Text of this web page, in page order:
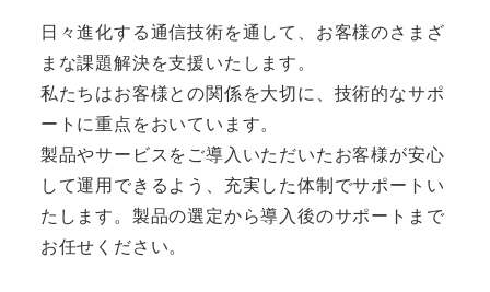
日々進化する通信技術を通して、お客様のさまざ
まな課題解決を支援いたします。
私たちはお客様との関係を大切に、技術的なサポ
ートに重点をおいています。
製品やサービスをご導入いただいたお客様が安心
して運用できるよう、充実した体制でサポートい
たします。製品の選定から導入後のサポートまで
お任せください。